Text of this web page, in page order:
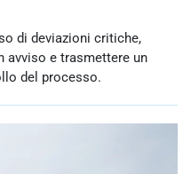
di deviazioni critiche,
avviso e trasmettere un
del processo.